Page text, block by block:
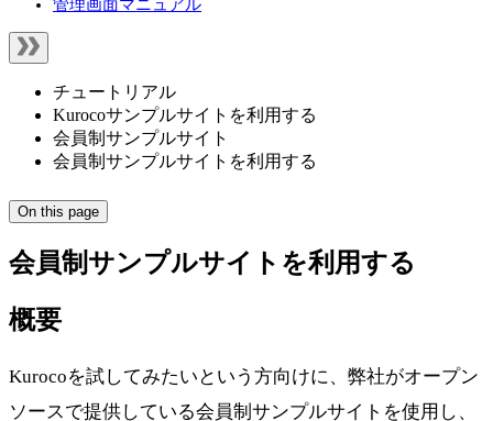
管理画面マニュアル
チュートリアル
Kurocoサンプルサイトを利用する
会員制サンプルサイト
会員制サンプルサイトを利用する
On this page
会員制サンプルサイトを利用する
概要
Kurocoを試してみたいという方向けに、弊社がオープン
ソースで提供している会員制サンプルサイトを使用し、